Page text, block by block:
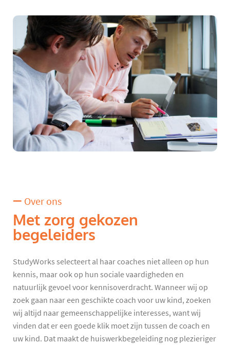
Over ons
Met zorg gekozen
begeleiders
StudyWorks selecteert al haar coaches niet alleen op hun
kennis, maar ook op hun sociale vaardigheden en
natuurlijk gevoel voor kennisoverdracht. Wanneer wij op
zoek gaan naar een geschikte coach voor uw kind, zoeken
wij altijd naar gemeenschappelijke interesses, want wij
vinden dat er een goede klik moet zijn tussen de coach en
uw kind. Dat maakt de huiswerkbegeleiding nog plezieriger